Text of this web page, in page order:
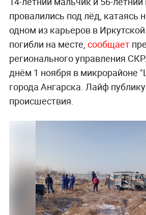
провалились под лёд, катаясь
одном из карьеров в
погибли на месте, сообщает
регионального управления
днём 1 ноября в микрорайоне
города Ангарска. Лайф
происшествия.